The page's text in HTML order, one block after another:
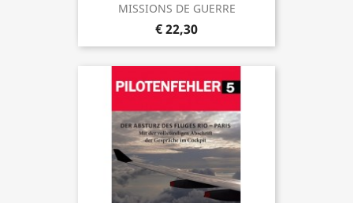
MISSIONS DE GUERRE
€ 22,30